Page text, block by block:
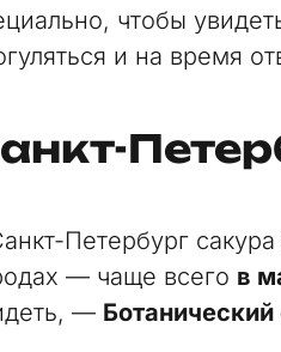
чтобы
и на время
Петербург
— чаще всего в
—